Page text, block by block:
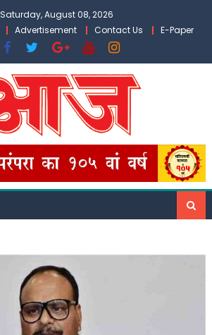
Saturday, August 08, 2026
Advertisement Contact Us E-Paper